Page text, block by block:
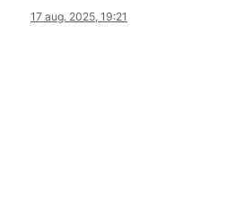
17 aug. 2025, 19:21